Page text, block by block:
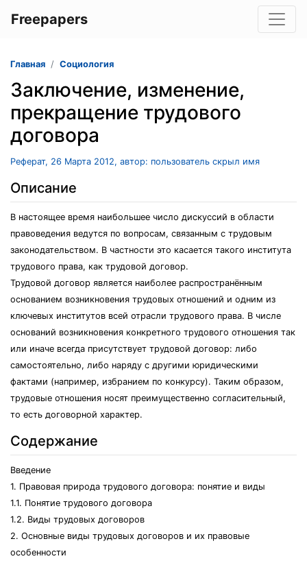
Freepapers
Главная Социология
Заключение, изменение,
прекращение трудового
договора
Реферат, 26 Марта 2012, автор: пользователь скрыл имя
Описание
В настоящее время наибольшее число дискуссий в области
правоведения ведутся по вопросам, связанным с трудовым
законодательством. В частности это касается такого института
трудового права, как трудовой договор.
Трудовой договор является наиболее распространённым
основанием возникновения трудовых отношений и одним из
ключевых институтов всей отрасли трудового права. В числе
оснований возникновения конкретного трудового отношения так
или иначе всегда присутствует трудовой договор: либо
самостоятельно, либо наряду с другими юридическими
фактами (например, избранием по конкурсу). Таким образом,
трудовые отношения носят преимущественно согласительный,
то есть договорной характер.
Содержание
Введение
1. Правовая природа трудового договора: понятие и виды
1.1. Понятие трудового договора
1.2. Виды трудовых договоров
2. Основные виды трудовых договоров и их правовые
особенности